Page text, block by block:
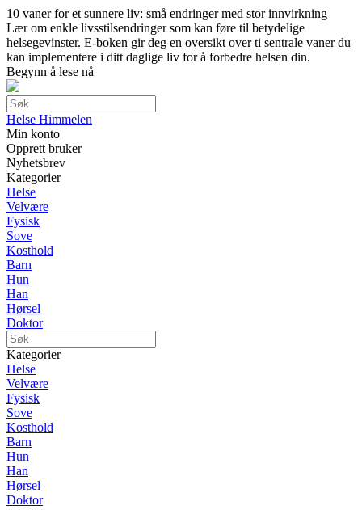
10 vaner for et sunnere liv: små endringer med stor innvirkning
Lær om enkle livsstilsendringer som kan føre til betydelige
helsegevinster. E-boken gir deg en oversikt over ti sentrale vaner du
kan implementere i ditt daglige liv for å forbedre helsen din.
Begynn å lese nå
Helse Himmelen
Min konto
Opprett bruker
Nyhetsbrev
Kategorier
Helse
Velvære
Fysisk
Sove
Kosthold
Barn
Hun
Han
Hørsel
Doktor
Kategorier
Helse
Velvære
Fysisk
Sove
Kosthold
Barn
Hun
Han
Hørsel
Doktor